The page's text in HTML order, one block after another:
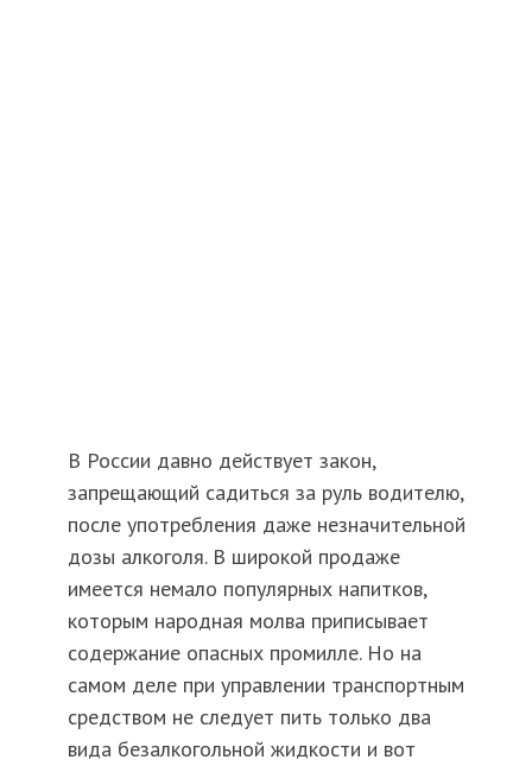
В России давно действует закон,
запрещающий садиться за руль водителю,
после употребления даже незначительной
дозы алкоголя. В широкой продаже
имеется немало популярных напитков,
которым народная молва приписывает
содержание опасных промилле. Но на
самом деле при управлении транспортным
средством не следует пить только два
вида безалкогольной жидкости и вот